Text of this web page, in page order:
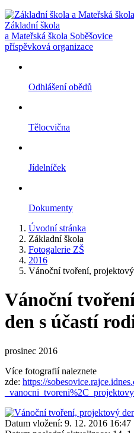
Základní škola
a Mateřská škola Soběšovice
příspěvková organizace
Odhlášení obědů
Tělocvična
Jídelníček
Dokumenty
Úvodní stránka
Základní škola
Fotogalerie ZŠ
2016
Vánoční tvoření,
Vánoční
den s účastí
prosinec 2016
Více fotografií naleznete
zde: https://
Datum vložení: 9. 12. 2016 16:47